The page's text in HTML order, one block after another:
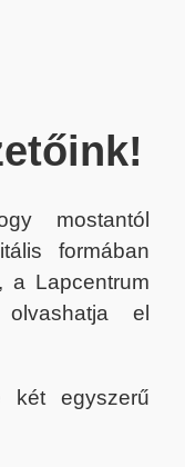
mostantól
formában
a Lapcentrum
el
két egyszerű